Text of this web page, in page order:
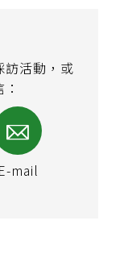
訪活動，或
E-mail